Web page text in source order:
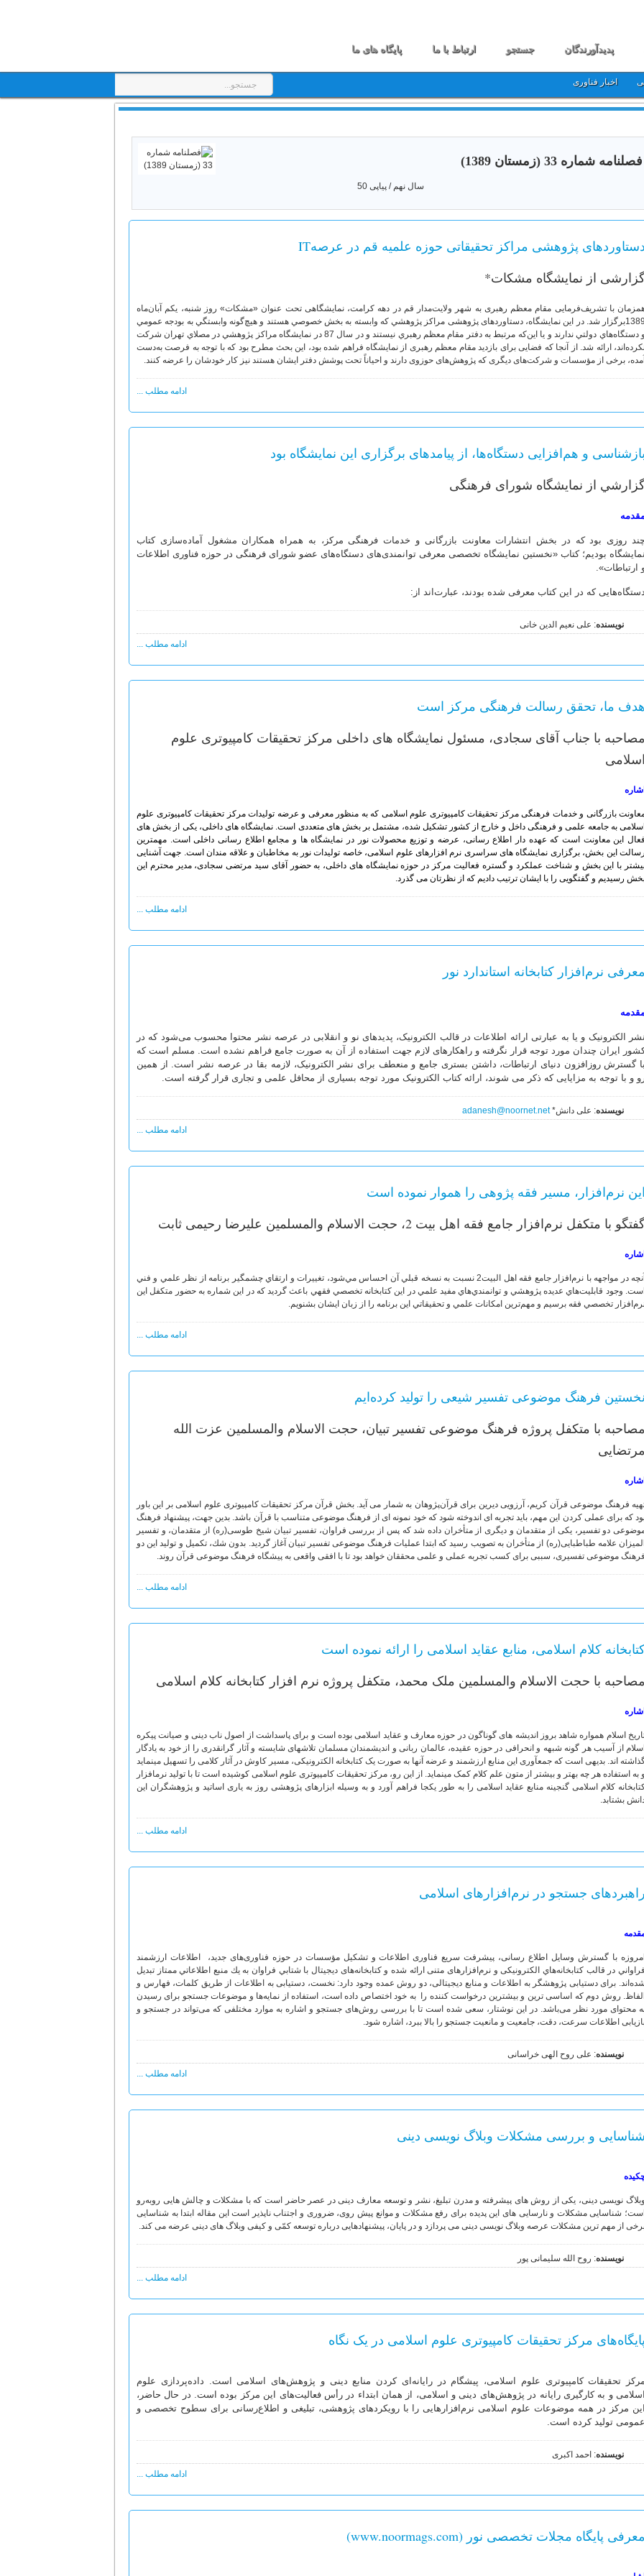
پدیدآورندگان جستجو ارتباط با ما پایگاه های ما
اخبار فناوری
فصلنامه شماره 33 (زمستان 1389)
سال نهم / پیاپی 50
دستاوردهای پژوهشی مراکز تحقیقاتی حوزه علمیه قم در عرصهIT
از نمایشگاه مشکات*
با تشریف‌فرمایی مقام معظم رهبری به شهر ولایت‌مدار قم در دهه کرامت، نمایشگاهی تحت عنوان «مشکات» روز شنبه، یکم آبان‌ماه
1389برگزار شد. در این نمایشگاه، دستاوردهای پژوهشی مراکز پژوهشي که وابسته به بخش خصوصي هستند و هيچ‌گونه وابستگي به بودجه عمومي
و دستگاه‌هاي دولتي ندارند و يا اين‌که مرتبط به دفتر مقام‌ معظم‌ رهبري نيستند و در سال 87 در نمايشگاه مراکز پژوهشي در مصلاي تهران شرکت
ارائه شد. از آنجا که فضایی برای بازدید مقام معظم رهبری از نمایشگاه فراهم شده بود، این بحث مطرح بود که با توجه به فرصت به‌دست
آمده، برخی از مؤسسات و شرکت‌های دیگری که پژوهش‌های حوزوی دارند و احیاناً تحت پوشش دفتر ایشان هستند نیز کار خودشان را عرضه کنند.
ادامه مطلب ...
بازشناسی و هم‌افزایی دستگاه‌ها، از پیامدهای برگزاری این نمایشگاه بود
از نمایشگاه شورای فرهنگی
چند روزی بود که در بخش انتشارات معاونت بازرگانی و خدمات فرهنگی مرکز، به همراه همکاران مشغول آماده‌سازی کتاب
نمایشگاه بودیم؛ کتاب «نخستین نمایشگاه تخصصی معرفی توانمندی‌های دستگاه‌های عضو شورای فرهنگی در حوزه فناوری اطلاعات
ارتباطات».
دستگاه‌هایی که در این کتاب معرفی شده بودند،‌ عبار‌ت‌اند از:
نویسنده: علی نعیم الدین خانی
ادامه مطلب ...
هدف ما، تحقق رسالت فرهنگی مرکز است
مصاحبه با جناب آقای سجادی، مسئول نمایشگاه های داخلی مرکز تحقیقات کامپیوتری علوم
اسلامی
اشاره
بازرگانی و خدمات فرهنگی مرکز تحقیقات کامپیوتری علوم اسلامی که به منظور معرفی و عرضه تولیدات مرکز تحقیقات کامپیوتری علوم
اسلامی به جامعه علمی و فرهنگی داخل و خارج از کشور تشکیل شده، مشتمل بر بخش های متعددی است. نمایشگاه های داخلی، یکی از بخش های
فعال این معاونت است که عهده دار اطلاع رسانی، عرضه و توزیع محصولات نور در نمایشگاه ها و مجامع اطلاع رسانی داخلی است. مهمترین
رسالت این بخش، برگزاری نمایشگاه های سراسری نرم افزارهای علوم اسلامی، خاصه تولیدات نور به مخاطبان و علاقه مندان است. جهت آشنایی
با این بخش و شناخت عملکرد و گستره فعالیت مرکز در حوزه نمایشگاه های داخلی، به حضور آقای سید مرتضی سجادی، مدیر محترم این
رسیدیم و گفتگویی را با ایشان ترتیب دادیم که از نظرتان می گذرد.
ادامه مطلب ...
معرفی نرم‌افزار کتابخانه استاندارد نور
نشر الکترونیک و یا به عبارتی ارائه اطلاعات در قالب الکترونیک، پدیدهای نو و انقلابی در عرصه نشر محتوا محسوب می‌شود که در
ایران چندان مورد توجه قرار نگرفته و راهکارهای لازم جهت استفاده از آن به صورت جامع فراهم نشده است. مسلم است که
با گسترش روزافزون دنیای ارتباطات، داشتن بستری جامع و منعطف برای نشر الکترونیک، لازمه بقا در عرصه نشر است. از همین
و با توجه به مزایایی که ذکر می شوند، ارائه کتاب الکترونیک مورد توجه بسیاری از محافل علمی و تجاری قرار گرفته است.
نویسنده: علی دانش*adanesh@noornet.net
ادامه مطلب ...
این نرم‌افزار، مسیر فقه پژوهی را هموار نموده است
با متکفل نرم‌افزار جامع فقه اهل بیت 2، حجت الاسلام والمسلمین علیرضا رحیمی ثابت
اشاره
آنچه در مواجهه با نرم‌افزار جامع فقه اهل البيت2 نسبت به نسخه قبلي آن احساس مي‌شود، تغييرات و ارتقاي چشمگير برنامه از نظر علمي و فني
است. وجود قابليت‌هاي عديده پژوهشي و توانمندي‌هاي مفيد علمي در اين كتابخانه تخصصي فقهي باعث گرديد كه در اين شماره به حضور متكفل اين
تخصصي فقه برسيم و مهم‌ترين امكانات علمي و تحقيقاتي اين برنامه را از زبان ايشان بشنويم.
ادامه مطلب ...
نخستین فرهنگ موضوعی تفسیر شیعی را تولید کرده‌ایم
مصاحبه با متکفل پروژه فرهنگ موضوعی تفسیر تبیان، حجت الاسلام والمسلمین عزت الله
مرتضایی
اشاره
فرهنگ موضوعى قرآن كريم، آرزويى ديرين براى قرآن‌پژوهان به ‏شمار می آيد. بخش قرآن مركز تحقيقات كامپيوترى علوم اسلامى بر اين باور
كه براى عملى كردن اين مهم، بايد تجربه ‏اى اندوخته شود كه خود نمونه ‏اى از فرهنگ موضوعى متناسب با قرآن باشد. بدين جهت، پيشنهاد فرهنگ
دو تفسير، يكى از متقدمان و ديگرى از متأخران داده شد كه پس از بررسى فراوان، تفسير تبيان شيخ طوسى(ره) از متقدمان، و تفسير
الميزان علامه طباطبايى(ره) از متأخران به تصويب رسيد كه ابتدا عمليات فرهنگ موضوعى تفسير تبيان آغاز گرديد. بدون شك، تكميل و توليد اين دو
فرهنگ موضوعى تفسيرى، سببى براى كسب تجربه عملى و علمى محققان خواهد بود تا با افقى واقعى به پيشگاه فرهنگ موضوعى قرآن روند.
ادامه مطلب ...
کلام اسلامی، منابع عقاید اسلامی را ارائه نموده است
مصاحبه با حجت الاسلام والمسلمین ملک محمد، متکفل پروژه نرم‏ افزار کتابخانه کلام اسلامی
اشاره
اسلام همواره شاهد بروز اندیشه های گوناگون در حوزه معارف و عقاید اسلامی بوده است و برای پاسداشت از اصول ناب دینی و صیانت پیکره
اسلام از آسیب هر گونه شبهه و انحرافی در حوزه عقیده، عالمان ربانی و اندیشمندان مسلمان تلاش‏های شایسته و آثار گرانقدری را از خود به یادگار
اند. بدیهی است که جمع‏آوری این منابع ارزشمند و عرضه آن‏ها به صورت یک کتابخانه الکترونیکی، مسیر کاوش در آثار کلامی را تسهیل می‏نماید
و به استفاده هر چه بهتر و بیشتر از متون علم کلام کمک می‏نماید. از این رو، مرکز تحقیقات کامپیوتری علوم اسلامی کوشیده است تا با تولید نرم‏افزار
کلام اسلامی گنجینه منابع عقاید اسلامی را به طور یکجا فراهم آورد و به وسیله ابزارهای پژوهشی روز به یاری اساتید و پژوهشگران این
بشتابد.
ادامه مطلب ...
راهبرد‌های جستجو در نرم‌افزارهای اسلامی
امروزه با گسترش وسايل اطلاع‏ رسانى، پيشرفت سريع فناورى اطلاعات و تشكيل مؤسسات در حوزه فناوری‌های جديد، اطلاعات ارزشمند
فراواني در قالب كتابخانه‌هاي الکترونیکی و نرم‌افزارهای متنی ارائه شده و کتابخانه‌های دیجیتال با شتابي فراوان به يك منبع اطلاعاتي ممتاز تبديل
شده‌اند. برای دستیابی پژوهشگر به اطلاعات و منابع دیجیتالی، دو روش عمده وجود دارد: نخست، دستیابی به اطلاعات از طریق کلمات‌، فهارس و
الفاظ. روش دوم که اساسی ترین و بیشترین درخواست کننده را به خود اختصاص داده است، استفاده از نمایه‌ها و موضوعات جستجو برای رسیدن
محتوای مورد نظر می‌باشد. در این نوشتار، سعی شده است تا با بررسی روش‌های جستجو و اشاره به موارد مختلفی که می‌تواند در جستجو و
اطلاعات سرعت، دقت، جامعیت و مانعیت جستجو را بالا ببرد، اشاره شود.
نویسنده: علی روح الهی خراسانی
ادامه مطلب ...
شناسایی و بررسی مشکلات وبلاگ نویسی دینی
وبلاگ نویسی دینی، یکی از روش های پیشرفته و مدرن تبلیغ، نشر و توسعه معارف دینی در عصر حاضر است که با مشکلات و چالش هایی روبه‌رو
است؛ شناسایی مشکلات و نارسایی های این پدیده برای رفع مشکلات و موانع پیش روی، ضروری و اجتناب ناپذیر است این مقاله ابتدا به شناسایی
از مهم ترین مشکلات عرصه وبلاگ نویسی دینی می پردازد و در پایان، پیشنهادهایی درباره توسعه کمّی و کیفی وبلاگ های دینی عرضه می کند.
نویسنده: روح الله سلیمانی پور
ادامه مطلب ...
پایگاه‌های مرکز تحقیقات کامپیوتری علوم اسلامی در یک نگاه
مرکز تحقیقات کامپیوتری علوم اسلامی، پیشگام در رایانه‌ای کردن منابع دینی و پژوهش‌های اسلامی است. داده‌پردازی علوم
اسلامی و به کارگیری رایانه در پژوهش‌‌های دینی و اسلامی، از همان ابتداء در رأس فعالیت‌‌های این مرکز بوده است. در حال حاضر،
این مرکز در همه موضوعات علوم اسلامی نرم‌افزار‌هایی را با رویکرد‌های پژوهشی، تبلیغی و اطلاع‌رسانی برای سطوح تخصصی و
عمومی تولید کرده است.
نویسنده: احمد اکبری
ادامه مطلب ...
معرفی پایگاه مجلات تخصصی نور (www.noormags.com)